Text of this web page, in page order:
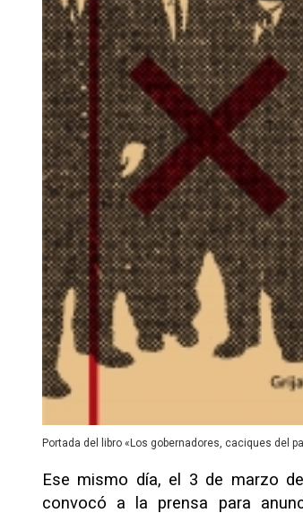
Portada del libro «Los gobernadores, caciques del
Ese mismo día, el 3 de marzo
convocó a la prensa para